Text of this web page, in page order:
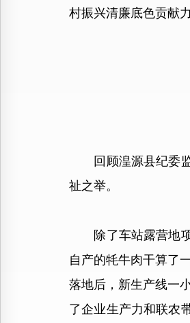
村振兴清廉底色贡献力
回顾湟源县纪委监
祉之举。
除了车站露营地项
自产的牦牛肉干算了
落地后，新生产线一
了企业生产力和联农